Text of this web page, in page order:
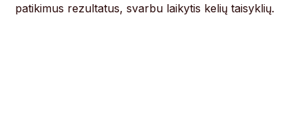
patikimus rezultatus, svarbu laikytis kelių taisyklių.